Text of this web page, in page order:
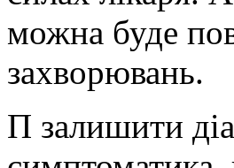
можна буде
захворювань.
П залишити